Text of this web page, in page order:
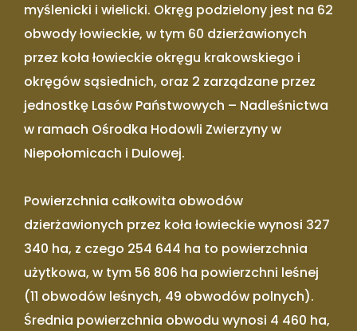
myślenicki i wielicki. Okręg podzielony jest na 62
obwody łowieckie, w tym 60 dzierżawionych
przez koła łowieckie okręgu krakowskiego i
okręgów sąsiednich, oraz 2 zarządzane przez
jednostkę Lasów Państwowych – Nadleśnictwa
w ramach Ośrodka Hodowli Zwierzyny w
Niepołomicach i Dulowej.
Powierzchnia całkowita obwodów
dzierżawionych przez koła łowieckie wynosi 327
340 ha, z czego 254 644 ha to powierzchnia
użytkowa, w tym 56 806 ha powierzchni leśnej
(11 obwodów leśnych, 49 obwodów polnych).
Średnia powierzchnia obwodu wynosi 4 460 ha,